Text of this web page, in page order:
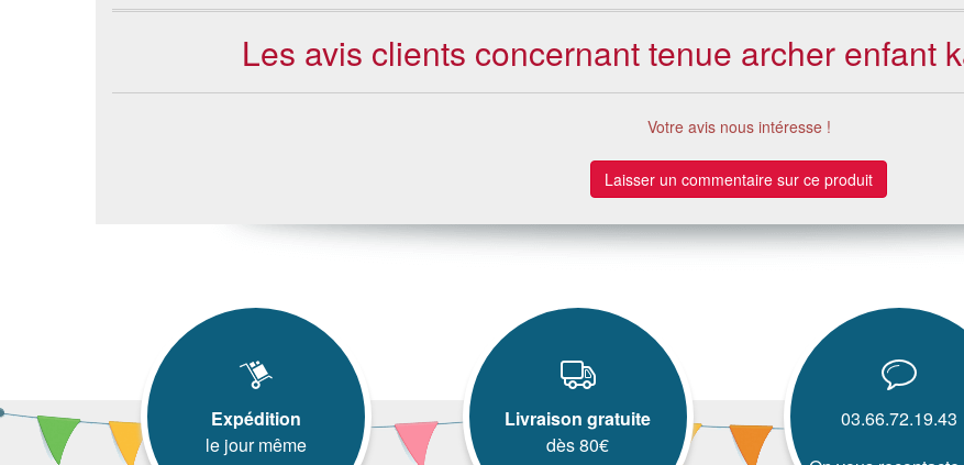
Les avis clients concernant tenue archer enfant
Votre avis nous intéresse !
Laisser un commentaire sur ce produit
Expédition
le jour même
Livraison gratuite
dès 80€
03.66.72.19.43